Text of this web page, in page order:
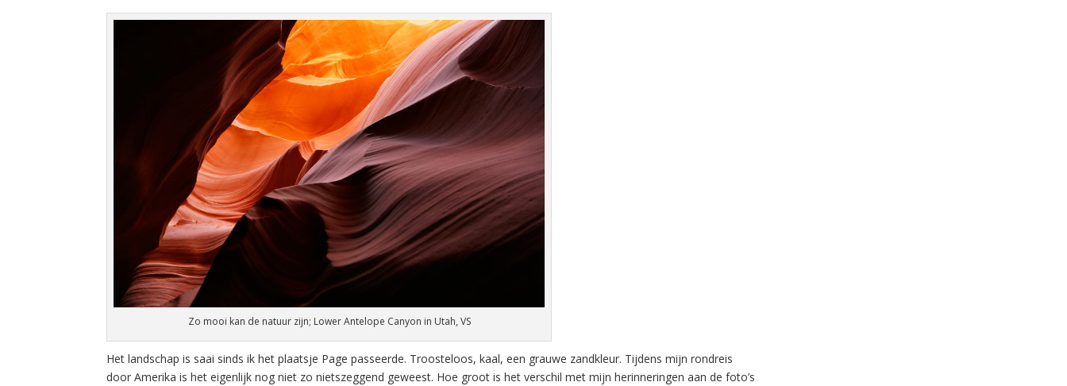
Zo mooi kan de natuur zijn; Lower Antelope Canyon in Utah, VS
Het landschap is saai sinds ik het plaatsje Page passeerde. Troosteloos, kaal, een grauwe zandkleur. Tijdens mijn rondreis
door Amerika is het eigenlijk nog niet zo nietszeggend geweest. Hoe groot is het verschil met mijn herinneringen aan de foto’s